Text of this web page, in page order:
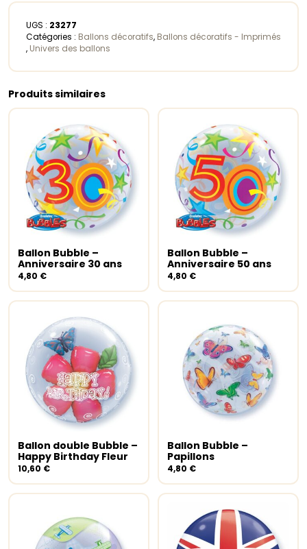
UGS : 23277
Catégories : Ballons décoratifs, Ballons décoratifs - Imprimés
, Univers des ballons
Produits similaires
Ajouter au panier
Ballon Bubble –
Anniversaire 30 ans
4,80 €
Ajouter au panier
Ballon Bubble –
Anniversaire 50 ans
4,80 €
Ajouter au panier
Ballon double Bubble –
Happy Birthday Fleur
10,60 €
Ajouter au panier
Ballon Bubble –
Papillons
4,80 €